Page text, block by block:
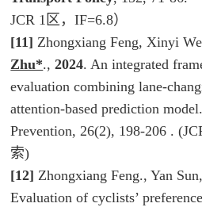
JCR 1区，IF=6.8）
[11] Zhongxiang Feng, Xinyi
Zhu*.,2024. An integrated
evaluation combining lane-
attention-based prediction
Prevention, 26(2), 198-206 . (
索)
[12]Zhongxiang Feng., Yan
Evaluation of cyclists’